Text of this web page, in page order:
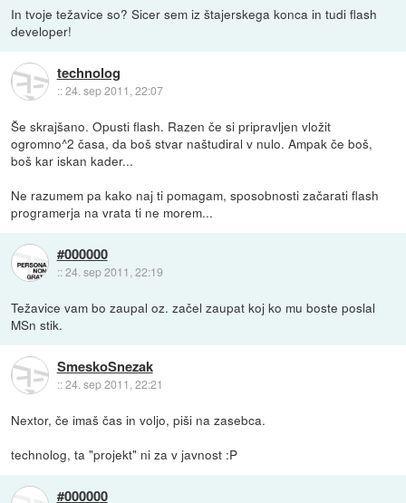
In tvoje težavice so? Sicer sem iz štajerskega konca in tudi flash
developer!
technolog
::24. sep 2011, 22:07
Še skrajšano. Opusti flash. Razen če si pripravljen vložit
ogromno^2 časa, da boš stvar naštudiral v nulo. Ampak če boš,
boš kar iskan kader...
Ne razumem pa kako naj ti pomagam, sposobnosti začarati flash
programerja na vrata ti ne morem...
#000000
::24. sep 2011, 22:19
Težavice vam bo zaupal oz. začel zaupat koj ko mu boste poslal
MSn stik.
SmeskoSnezak
::24. sep 2011, 22:21
Nextor, če imaš čas in voljo, piši na zasebca.
technolog, ta "projekt" ni za v javnost :P
#000000